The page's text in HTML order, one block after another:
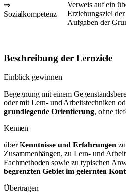
⇒
Sozialkompetenz
Verweis auf ein
Erziehungsziel
Aufgaben der
Beschreibung der Lernziele
Einblick gewinnen
Begegnung mit einem
oder mit Lern- und Arbeitstechniken
grundlegende Orientierung, ohne
Kennen
überKenntnisse und Erfahrungen
Zusammenhängen, zu Lern- und
Fachmethoden sowie zu typischen
begrenzten Gebiet im gelernten
Übertragen